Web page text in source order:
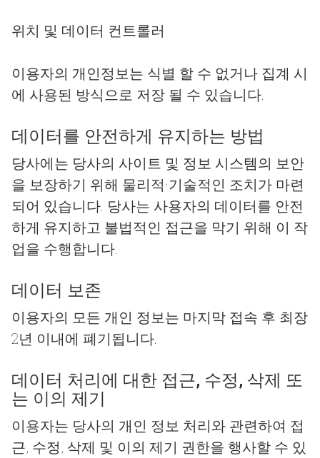
위치 및 데이터 컨트롤러
이용자의 개인정보는 식별 할 수 없거나 집계 시
에 사용된 방식으로 저장 될 수 있습니다.
데이터를 안전하게 유지하는 방법
당사에는 당사의 사이트 및 정보 시스템의 보안
을 보장하기 위해 물리적·기술적인 조치가 마련
되어 있습니다. 당사는 사용자의 데이터를 안전
하게 유지하고 불법적인 접근을 막기 위해 이 작
업을 수행합니다.
데이터 보존
이용자의 모든 개인 정보는 마지막 접속 후 최장
2년 이내에 폐기됩니다.
데이터 처리에 대한 접근, 수정, 삭제 또
는 이의 제기
이용자는 당사의 개인 정보 처리와 관련하여 접
근, 수정, 삭제 및 이의 제기 권한을 행사할 수 있